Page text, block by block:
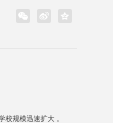
校规模迅速扩大 。